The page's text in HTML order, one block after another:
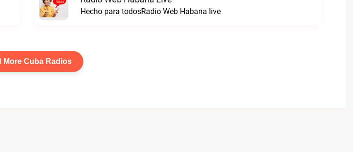
Hecho para todosRadio Web Habana live
More Cuba Radios